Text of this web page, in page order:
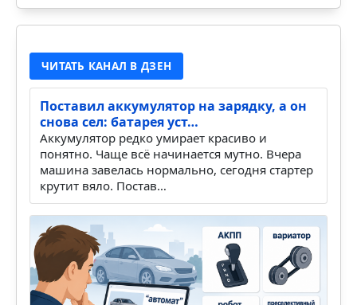
ЧИТАТЬ КАНАЛ В ДЗЕН
Поставил аккумулятор на зарядку, а он
снова сел: батарея уст…